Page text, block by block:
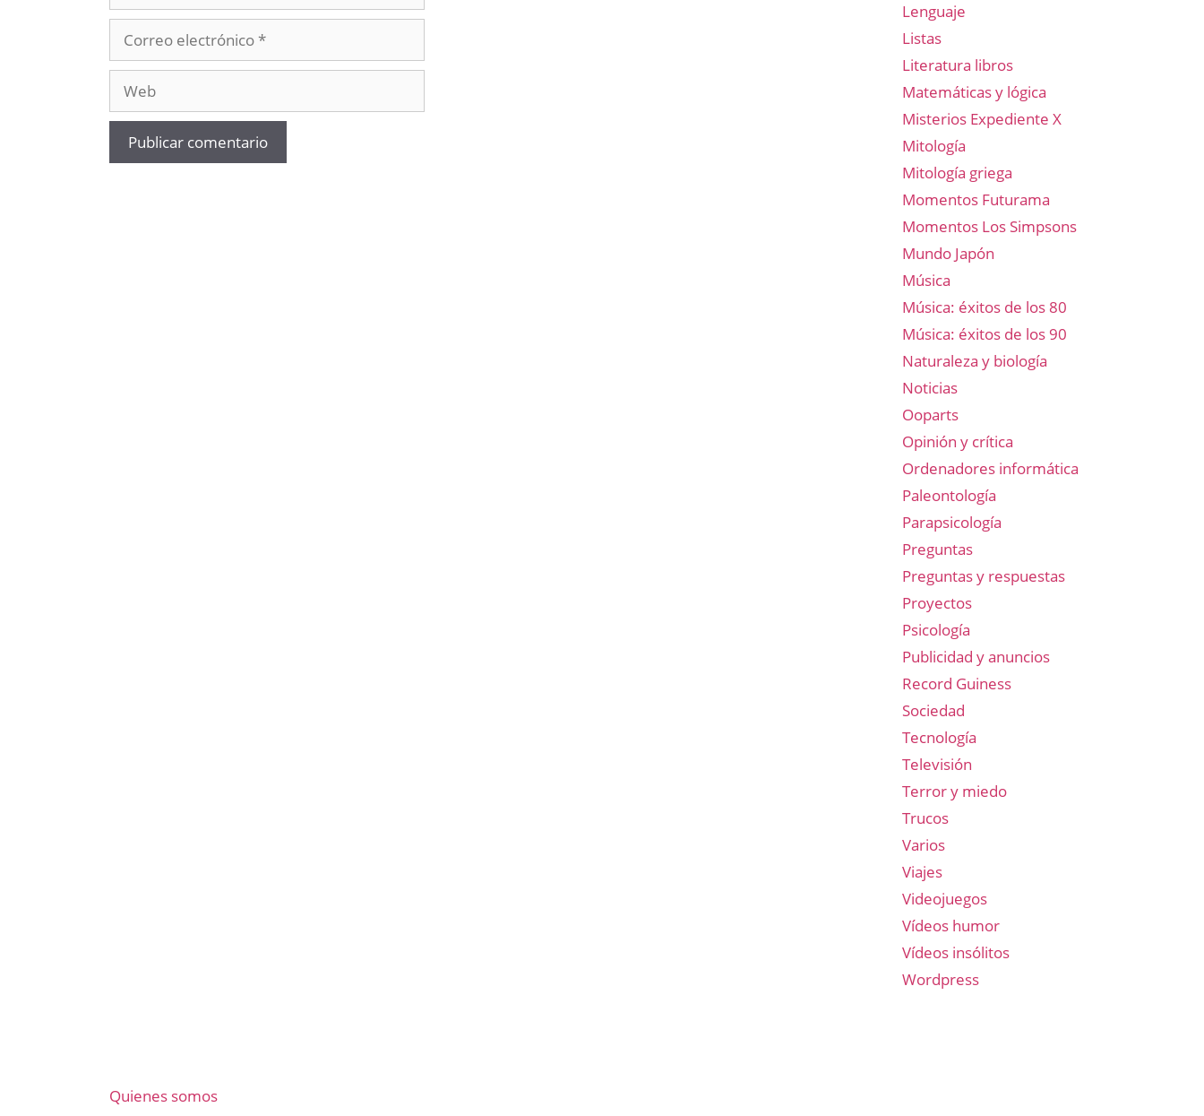
electrónico
Lenguaje
Listas
Literatura libros
Matemáticas y lógica
Misterios Expediente X
Mitología
Mitología griega
Momentos Futurama
Momentos Los Simpsons
Mundo Japón
Música
Música: éxitos de los 80
Música: éxitos de los 90
Naturaleza y biología
Noticias
Ooparts
Opinión y crítica
Ordenadores informática
Paleontología
Parapsicología
Preguntas
Preguntas y respuestas
Proyectos
Psicología
Publicidad y anuncios
Record Guiness
Sociedad
Tecnología
Televisión
Terror y miedo
Trucos
Varios
Viajes
Videojuegos
Vídeos humor
Vídeos insólitos
Wordpress
Quienes somos